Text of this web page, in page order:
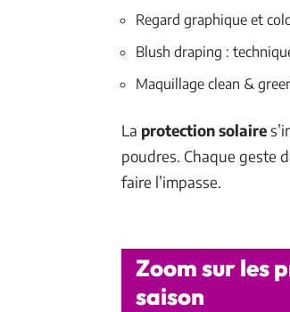
Regard graphique et
Blush draping :
Maquillage clean &
La protection solaire
poudres. Chaque geste
faire l’impasse.
Zoom sur les
saison